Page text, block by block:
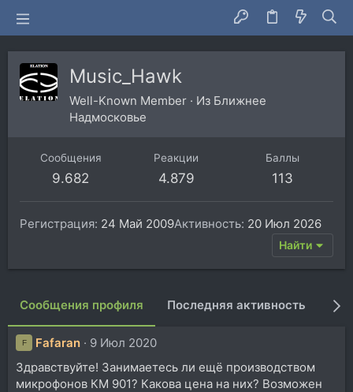
Music_Hawk
Well-Known Member · Из Ближнее
Надмосковье
Сообщения
9.682
Реакции
4.879
Баллы
113
Регистрация 24 Май 2009Активность 20 Июл 2026
Найти
Сообщения профиля Последняя активность
F Fafaran
9 Июл 2020
Здравствуйте! Занимаетесь ли ещё производством
микрофонов КМ 901? Какова цена на них? Возможен